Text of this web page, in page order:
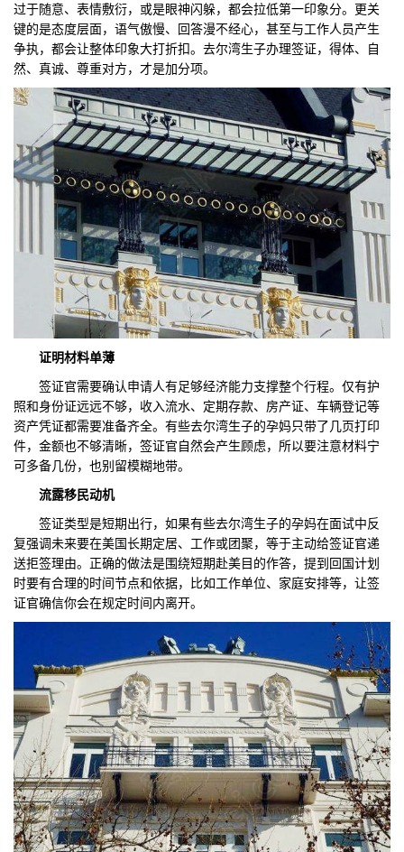
合过于随意、表情敷衍，或是眼神闪躲，都会拉低第一印象分。更关
键的是态度层面，语气傲慢、回答漫不经心，甚至与工作人员产生
争执，都会让整体印象大打折扣。去尔湾生子办理签证，得体、自
然、真诚、尊重对方，才是加分项。
证明材料单薄
签证官需要确认申请人有足够经济能力支撑整个行程。仅有护
照和身份证远远不够，收入流水、定期存款、房产证、车辆登记等
资产凭证都需要准备齐全。有些去尔湾生子的孕妈只带了几页打印
件，金额也不够清晰，签证官自然会产生顾虑，所以要注意材料宁
可多备几份，也别留模糊地带。
流露移民动机
签证类型是短期出行，如果有些去尔湾生子的孕妈在面试中反
复强调未来要在美国长期定居、工作或团聚，等于主动给签证官递
送拒签理由。正确的做法是围绕短期赴美目的作答，提到回国计划
时要有合理的时间节点和依据，比如工作单位、家庭安排等，让签
证官确信你会在规定时间内离开。